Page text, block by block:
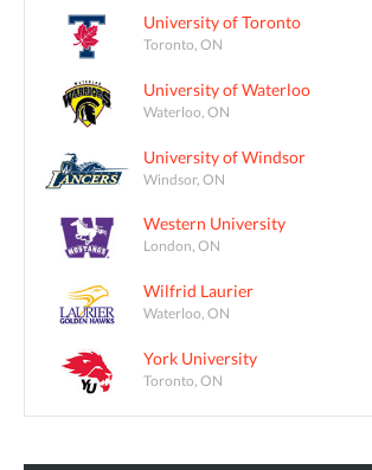
University of Toronto
Toronto, ON
University of Waterloo
Waterloo, ON
University of Windsor
Windsor, ON
Western University
London, ON
Wilfrid Laurier
Waterloo, ON
York University
Toronto, ON